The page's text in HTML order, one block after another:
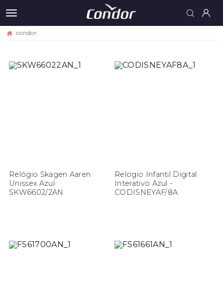
condor
Relógio Skagen Aaren
Unissex Azul
SKW6602/2AN
Relogio Infantil Digital
Interativo Azul -
CODISNEYAF/8A